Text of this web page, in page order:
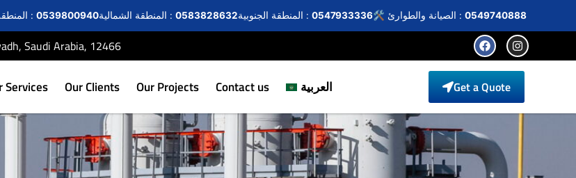
المنطقة الشرقية : 0539800940 المنطقة الشمالية : 0583828632 المنطقة الجنوبية : 0547933336 🛠️ الصيانة والطوارئ : 0549740888
Saudi Arabia, 12466
Services Our Clients Our Projects Contact us العربية Get a Quote